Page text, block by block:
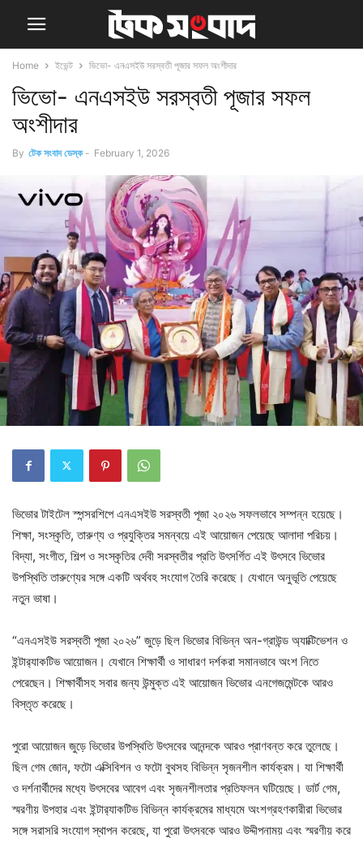
Home ইভেন্ট ভিভো- এনএসইউ সরস্বতী পূজার সফল অংশীদার
ভিভো- এনএসইউ সরস্বতী পূজার সফল
অংশীদার
By টেক সংবাদ ডেস্ক - February 1, 2026
ভিভোর টাইটেল স্পন্সরশিপে এনএসইউ সরস্বতী পূজা ২০২৬ সফলভাবে সম্পন্ন হয়েছে।
শিক্ষা, সংস্কৃতি, তারুণ্য ও প্রযুক্তির সমন্বয়ে এই আয়োজন পেয়েছে আলাদা পরিচয়।
বিদ্যা, সংগীত, শিল্প ও সংস্কৃতির দেবী সরস্বতীর প্রতি উৎসর্গিত এই উৎসবে ভিভোর
উপস্থিতি তারুণ্যের সঙ্গে একটি অর্থবহ সংযোগ তৈরি করেছে। যেখানে অনুভূতি পেয়েছে
নতুন ভাষা।
“এনএসইউ সরস্বতী পূজা ২০২৬” জুড়ে ছিল ভিভোর বিভিন্ন অন-গ্রাউন্ড অ্যাক্টিভেশন ও
ইন্টার‌্যাকটিভ আয়োজন। যেখানে শিক্ষার্থী ও সাধারণ দর্শকরা সমানভাবে অংশ নিতে
পেরেছেন। শিক্ষার্থীসহ সবার জন্য উন্মুক্ত এই আয়োজন ভিভোর এনগেজমেন্টকে আরও
বিস্তৃত করেছে।
পুরো আয়োজন জুড়ে ভিভোর উপস্থিতি উৎসবের আনন্দকে আরও প্রাণবন্ত করে তুলেছে।
ছিল গেম জোন, ফটো এক্সিবিশন ও ফটো বুথসহ বিভিন্ন সৃজনশীল কার্যক্রম। যা শিক্ষার্থী
ও দর্শনার্থীদের মধ্যে উৎসবের আবেগ এবং সৃজনশীলতার প্রতিফলন ঘটিয়েছে। ডার্ট গেম,
স্মরণীয় উপহার এবং ইন্টার‌্যাকটিভ বিভিন্ন কার্যক্রমের মাধ্যমে অংশগ্রহণকারীরা ভিভোর
সঙ্গে সরাসরি সংযোগ স্থাপন করেছে, যা পুরো উৎসবকে আরও উদ্দীপনাময় এবং স্মরণীয় করে